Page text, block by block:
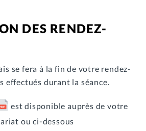
DES RENDEZ-
se fera à la fin de votre rendez-
effectués durant la séance.
est disponible auprès de votre
ou ci-dessous